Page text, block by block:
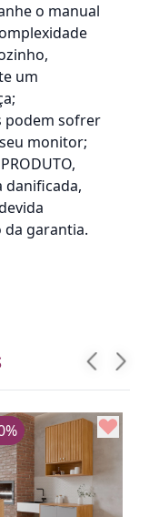
o manual
um
podem sofrer
monitor;
danificada,
garantia.